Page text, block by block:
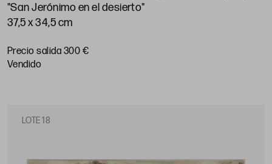
"San Jerónimo en el desierto"
37,5 x 34,5 cm
Precio salida 300 €
vendido
LOTE 18